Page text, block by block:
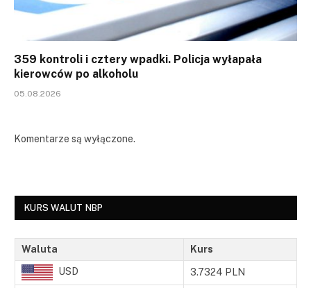
359 kontroli i cztery wpadki. Policja wyłapała
kierowców po alkoholu
05.08.2026
Komentarze są wyłączone.
KURS WALUT NBP
Waluta Kurs
USD 3.7324 PLN